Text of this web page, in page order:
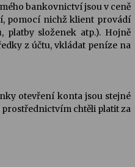
bankovnictví jsou v ceně
, pomocí nichž klient provádí
platby složenek atp.). Hojně
z účtu, vkládat peníze na
otevření konta jsou stejné
prostřednictvím chtěli platit za